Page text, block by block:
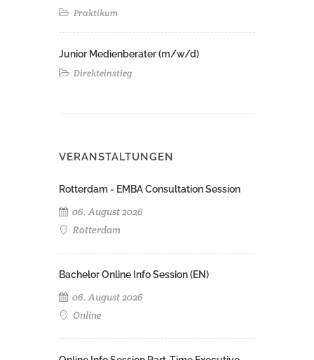
Praktikum
Junior Medienberater (m/w/d)
Direkteinstieg
VERANSTALTUNGEN
Rotterdam - EMBA Consultation Session
06. August 2026
Rotterdam
Bachelor Online Info Session (EN)
06. August 2026
Online